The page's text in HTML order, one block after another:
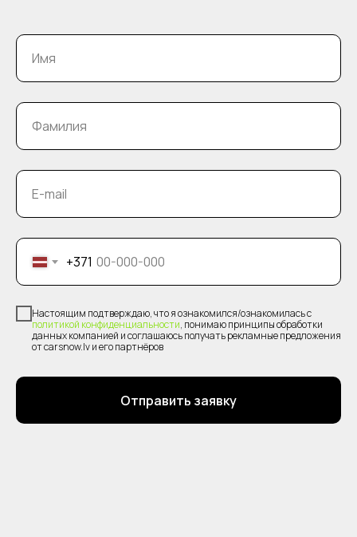
Имя
Фамилия
E-mail
+371
Настоящим подтверждаю, что я ознакомился/ознакомилась с
политикой конфиденциальности, понимаю принципы обработки
данных компанией и соглашаюсь получать рекламные предложения
от carsnow.lv и его партнёров
Отправить заявку